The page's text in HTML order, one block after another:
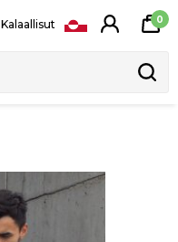
Kalaallisut 0